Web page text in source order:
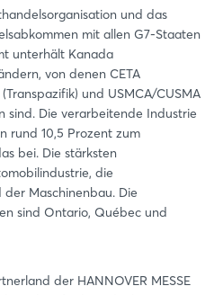
und das
mit allen G7-Staaten
unterhält Kanada
von denen CETA
und USMCA/CUSMA
sind. Die verarbeitende Industrie
rund 10,5 Prozent zum
bei. Die stärksten
die
Maschinenbau. Die
sind Ontario, Québec und
der HANNOVER MESSE